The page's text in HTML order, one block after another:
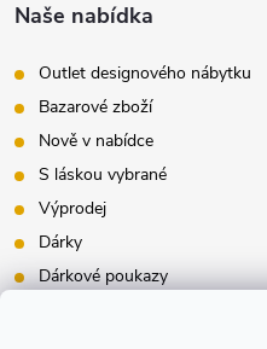
Naše nabídka
Outlet designového nábytku
Bazarové zboží
Nově v nabídce
S láskou vybrané
Výprodej
Dárky
Dárkové poukazy